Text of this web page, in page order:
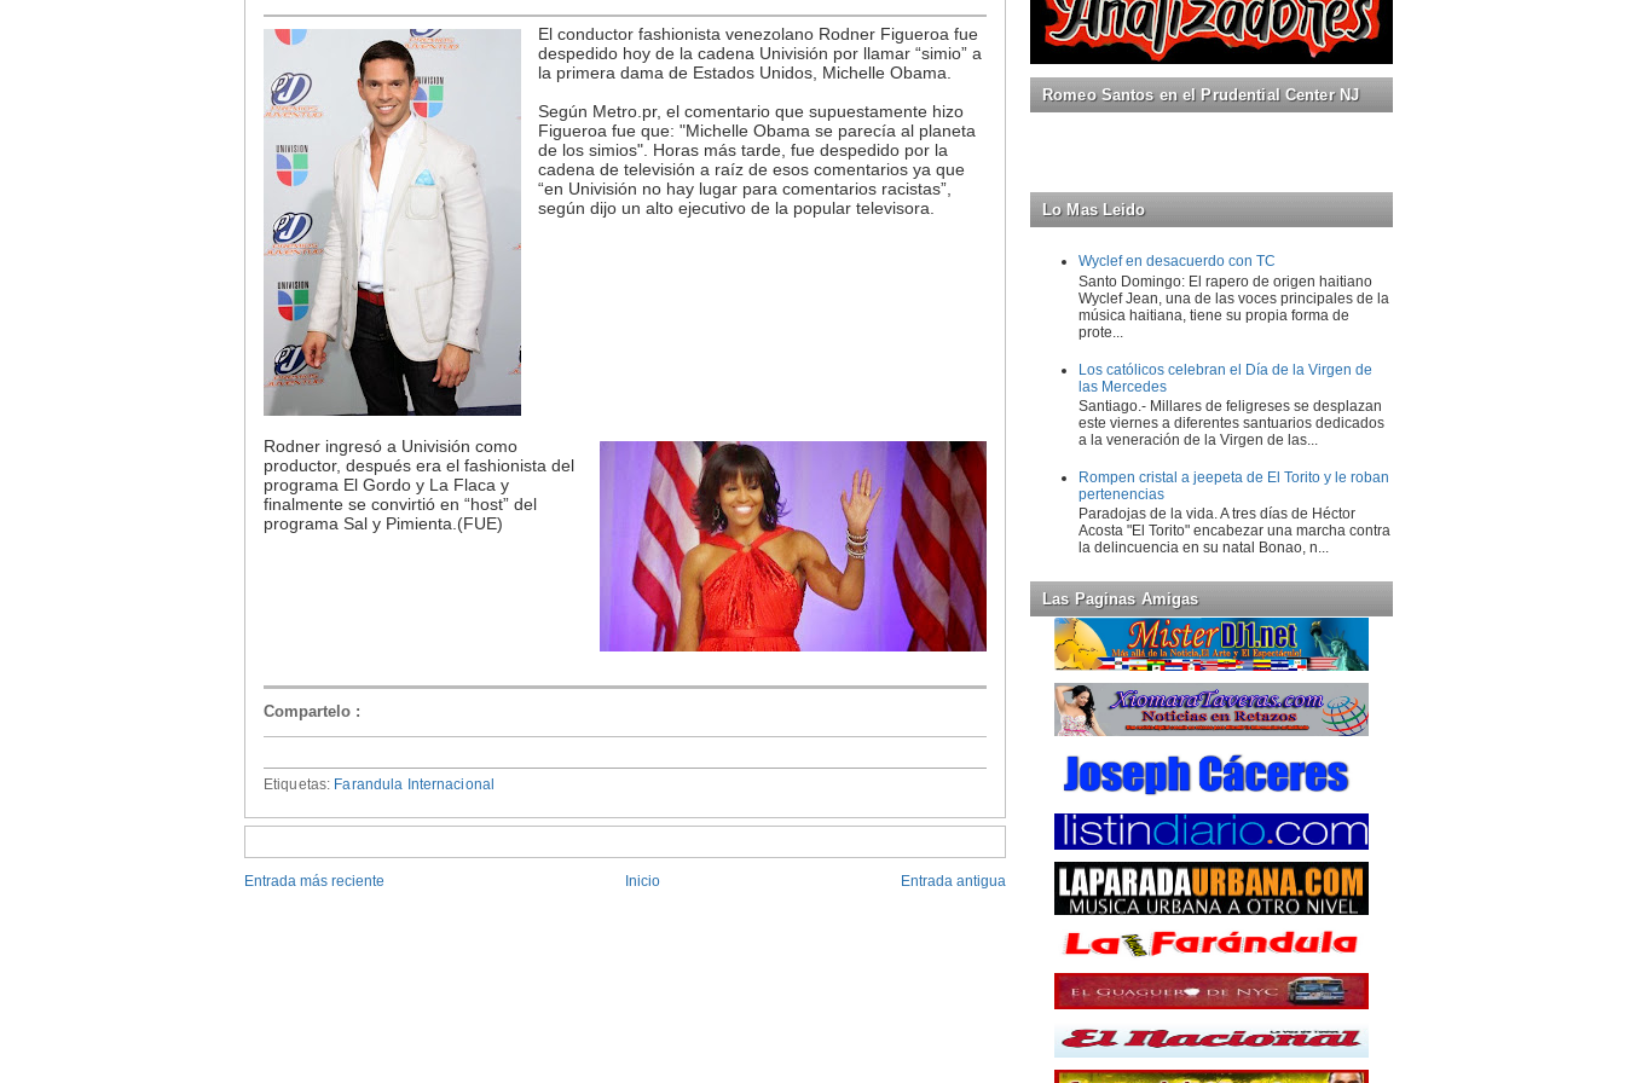
El conductor fashionista venezolano Rodner Figueroa fue
despedido hoy de la cadena Univisión por llamar “simio” a
la primera dama de Estados Unidos, Michelle Obama.
Según Metro.pr, el comentario que supuestamente hizo
Figueroa fue que: "Michelle Obama se parecía al planeta
de los simios". Horas más tarde, fue despedido por la
cadena de televisión a raíz de esos comentarios ya que
“en Univisión no hay lugar para comentarios racistas”,
según dijo un alto ejecutivo de la popular televisora.
Rodner ingresó a Univisión como
productor, después era el fashionista del
programa El Gordo y La Flaca y
finalmente se convirtió en “host” del
programa Sal y Pimienta.(FUE)
Compartelo :
Etiquetas: Farandula Internacional
Entrada más reciente Entrada antigua
Inicio
Romeo Santos en el Prudential Center NJ
Lo Mas Leido
Wyclef en desacuerdo con TC
Santo Domingo: El rapero de origen haitiano
Wyclef Jean, una de las voces principales de la
música haitiana, tiene su propia forma de
prote...
Los católicos celebran el Día de la Virgen de
las Mercedes
Santiago.- Millares de feligreses se desplazan
este viernes a diferentes santuarios dedicados
a la veneración de la Virgen de las...
Rompen cristal a jeepeta de El Torito y le roban
pertenencias
Paradojas de la vida. A tres días de Héctor
Acosta "El Torito" encabezar una marcha contra
la delincuencia en su natal Bonao, n...
Las Paginas Amigas